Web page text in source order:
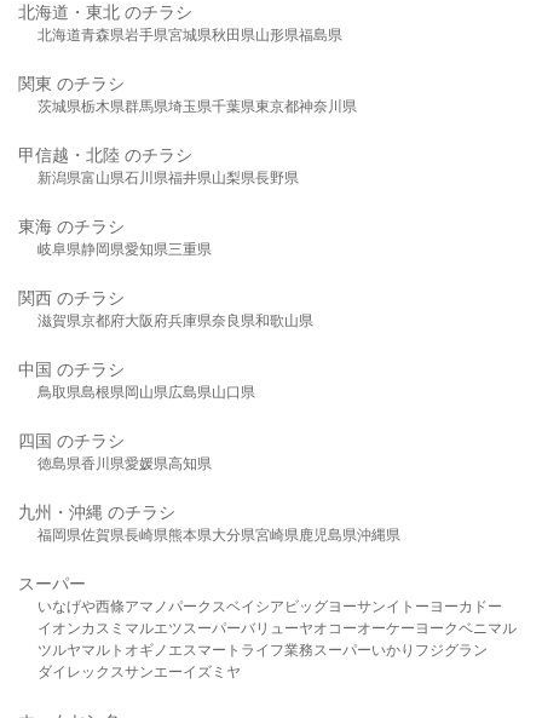
北海道・東北 のチラシ
北海道青森県岩手県宮城県秋田県山形県福島県
関東 のチラシ
茨城県栃木県群馬県埼玉県千葉県東京都神奈川県
甲信越・北陸 のチラシ
新潟県富山県石川県福井県山梨県長野県
東海 のチラシ
岐阜県静岡県愛知県三重県
関西 のチラシ
滋賀県京都府大阪府兵庫県奈良県和歌山県
中国 のチラシ
鳥取県島根県岡山県広島県山口県
四国 のチラシ
徳島県香川県愛媛県高知県
九州・沖縄 のチラシ
福岡県佐賀県長崎県熊本県大分県宮崎県鹿児島県沖縄県
スーパー
いなげや西條アマノパークスベイシア ビッグヨーサンイトーヨーカドー
イオンカスミ マルエツスーパーバリューヤオコーオーケー ヨークベニマル
ツルヤマルト オギノ エスマート ライフ業務スーパーいかり フジグラン
ダイレックスサンエーイズミヤ